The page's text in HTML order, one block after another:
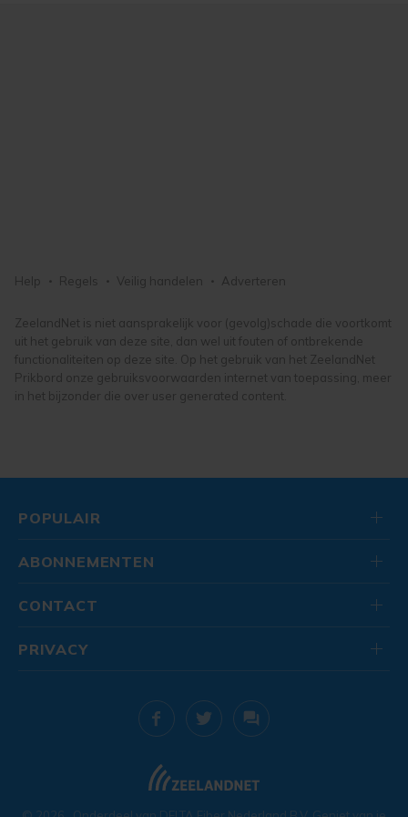
Help Regels Veilig handelen Adverteren
ZeelandNet is niet aansprakelijk voor (gevolg)schade die voortkomt
uit het gebruik van deze site, dan wel uit fouten of ontbrekende
functionaliteiten op deze site. Op het gebruik van het ZeelandNet
Prikbord onze gebruiksvoorwaarden internet van toepassing, meer
in het bijzonder die over user generated content.
POPULAIR
ABONNEMENTEN
CONTACT
PRIVACY